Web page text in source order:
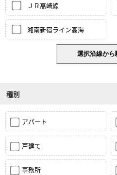
ＪＲ高崎線
湘南新宿ライン高海
種別
アパート
戸建て
事務所